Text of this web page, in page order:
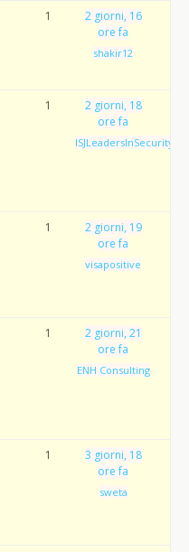
1
2 giorni, 16
ore fa
shakir12
1
2 giorni, 18
ore fa
1
2 giorni, 19
ore fa
visapositive
1
2 giorni, 21
ore fa
ENH Consulting
1
3 giorni, 18
ore fa
sweta